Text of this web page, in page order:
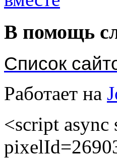
В помощь
Список
Работает на
<script